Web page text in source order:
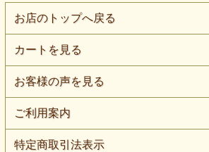
体のラインに沿うデザインにも向いてい
【よくある質問】
Q. 家庭用ミシンでも縫えますか？
A. はい、家庭用ミシンでも縫製可能で
ニット用針（#11〜#14）を使用すると
ります。
Q. ロックミシンは必要ですか？
A. 必須ではありませんが、ストレッチ
め、
ロックミシンがあると仕上がりがより安
お店のトップへ戻る
カートを見る
お客様の声を見る
ご利用案内
特定商取引法表示